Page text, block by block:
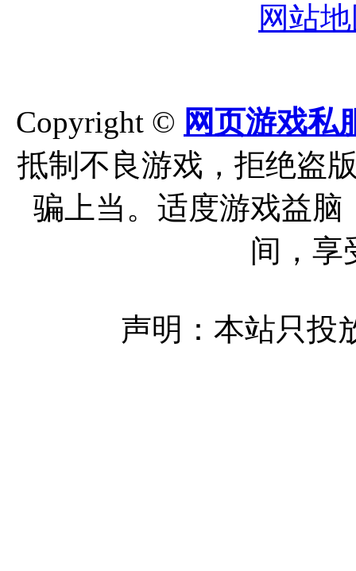
网站
Copyright © 网页游戏私
抵制不良游戏，拒绝盗
骗上当。适度游戏益
间，享
声明：本站只投